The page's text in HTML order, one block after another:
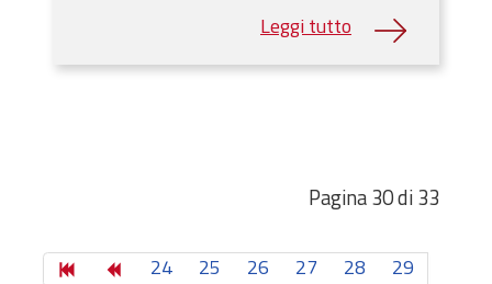
Pagina 30 di 33
24 25 26 27 28
29